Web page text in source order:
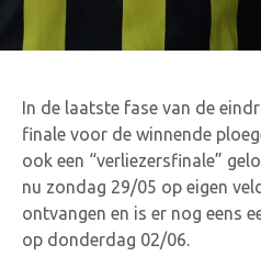
In de laatste fase van de
finale voor de winnende
ook een “verliezersfinale”
nu zondag 29/05 op eigen
ontvangen en is er nog eens
op donderdag 02/06.